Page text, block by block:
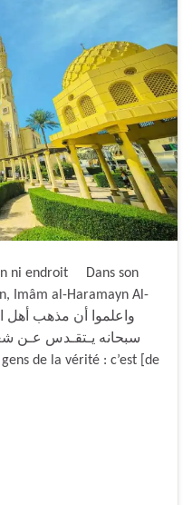
ni endroit Dans son
Imâm al-Haramayn Al-
سبحانه يـتقـدس عـن